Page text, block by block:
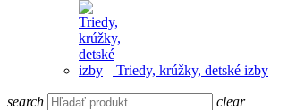
Triedy, krúžky, detské izby
search clear